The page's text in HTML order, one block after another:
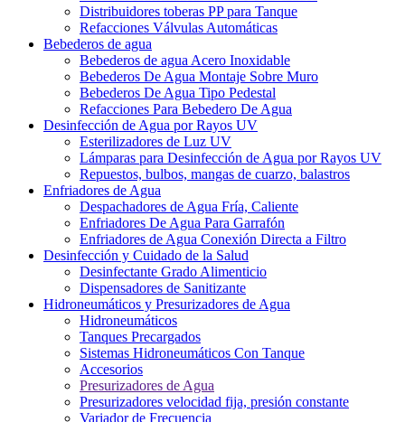
Distribuidores toberas PP para Tanque
Refacciones Válvulas Automáticas
Bebederos de agua
Bebederos de agua Acero Inoxidable
Bebederos De Agua Montaje Sobre Muro
Bebederos De Agua Tipo Pedestal
Refacciones Para Bebedero De Agua
Desinfección de Agua por Rayos UV
Esterilizadores de Luz UV
Lámparas para Desinfección de Agua por Rayos UV
Repuestos, bulbos, mangas de cuarzo, balastros
Enfriadores de Agua
Despachadores de Agua Fría, Caliente
Enfriadores De Agua Para Garrafón
Enfriadores de Agua Conexión Directa a Filtro
Desinfección y Cuidado de la Salud
Desinfectante Grado Alimenticio
Dispensadores de Sanitizante
Hidroneumáticos y Presurizadores de Agua
Hidroneumáticos
Tanques Precargados
Sistemas Hidroneumáticos Con Tanque
Accesorios
Presurizadores de Agua
Presurizadores velocidad fija, presión constante
Variador de Frecuencia